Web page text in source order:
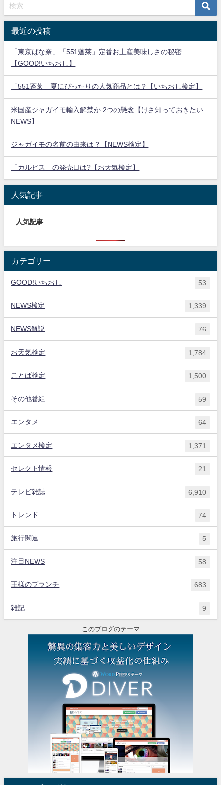
最近の投稿
「東京ばな奈」「551蓬莱」定番お土産美味しさの秘密
【GOOD!いちおし】
「551蓬莱」夏にぴったりの人気商品とは？【いちおし検定】
米国産ジャガイモ輸入解禁か 2つの懸念【けさ知っておきたい
NEWS】
ジャガイモの名前の由来は？【NEWS検定】
「カルピス」の発売日は?【お天気検定】
人気記事
人気記事
カテゴリー
GOOD!いちおし 53
NEWS検定 1,339
NEWS解説 76
お天気検定 1,784
ことば検定 1,500
その他番組 59
エンタメ 64
エンタメ検定 1,371
セレクト情報 21
テレビ雑誌 6,910
トレンド 74
旅行関連 5
注目NEWS 58
王様のブランチ 683
雑記 9
このブログのテーマ